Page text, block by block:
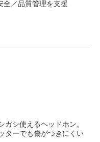
全／品質管理を支援
ガシ使えるヘッドホン。
ターでも傷がつきにくい